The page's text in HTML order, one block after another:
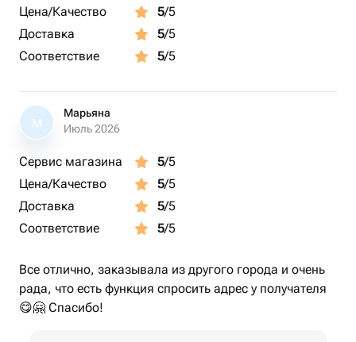
Цена/Качество 5/5
Доставка
5/5
Соответствие
5/5
М
Марьяна
Июль 2026
Сервис магазина 5/5
Цена/Качество
5/5
Доставка
5/5
Соответствие
5/5
Все отлично, заказывала из другого города и очень
рада, что есть функция спросить адрес у получателя
😋🤗 Спасибо!